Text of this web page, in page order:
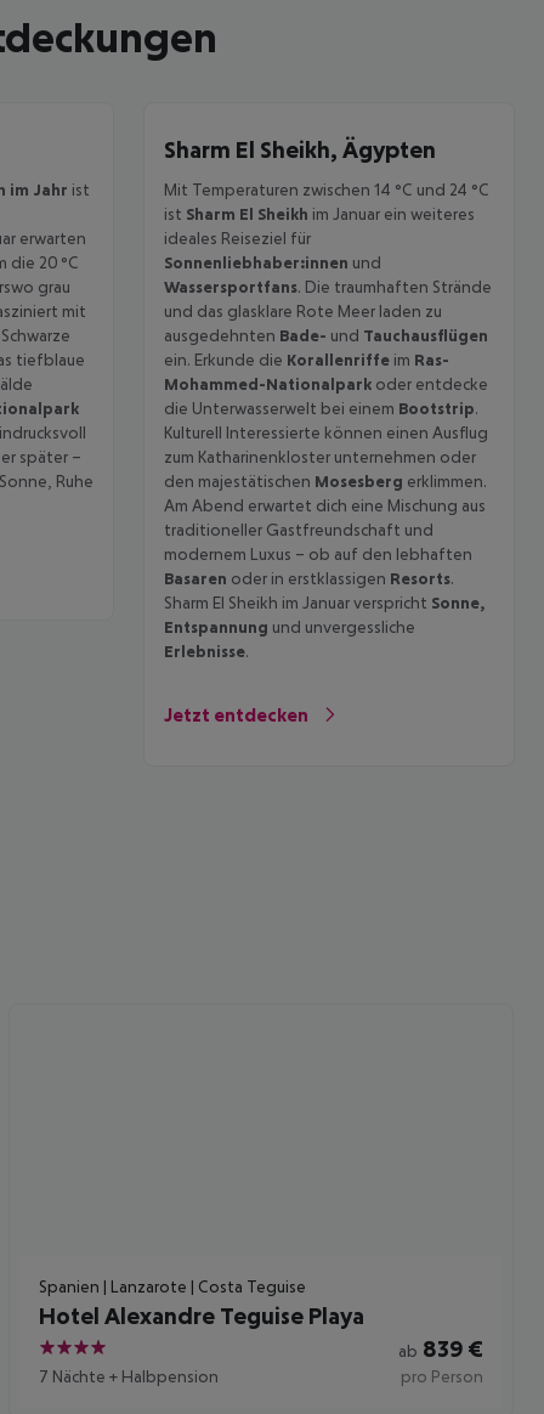
im Jahr ist
erwarten
die 20 °C
grau
mit
Schwarze
tiefblaue
später –
Ruhe
Sharm El Sheikh, Ägypten
Mit Temperaturen zwischen 14 °C und 24 °C
ist Sharm El Sheikh im Januar ein weiteres
ideales Reiseziel für
Sonnenliebhaber:innen und
Wassersportfans. Die traumhaften Strände
und das glasklare Rote Meer laden zu
ausgedehnten Bade- und Tauchausflügen
ein. Erkunde die Korallenriffe im Ras-
Mohammed-Nationalpark oder entdecke
die Unterwasserwelt bei einem Bootstrip.
Kulturell Interessierte können einen Ausflug
zum Katharinenkloster unternehmen oder
den majestätischen Mosesberg erklimmen.
Am Abend erwartet dich eine Mischung aus
traditioneller Gastfreundschaft und
modernem Luxus – ob auf den lebhaften
Basaren oder in erstklassigen Resorts.
Sharm El Sheikh im Januar verspricht Sonne,
Entspannung und unvergessliche
Erlebnisse.
Jetzt entdecken
Spanien | Lanzarote | Costa Teguise
Hotel Alexandre Teguise Playa
4
7 Nächte + Halbpension
ab 839€
pro Person